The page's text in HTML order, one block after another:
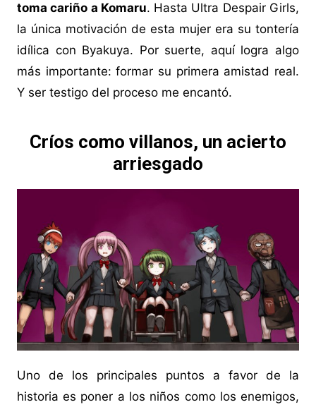
toma cariño a Komaru. Hasta Ultra Despair Girls,
la única motivación de esta mujer era su tontería
idílica con Byakuya. Por suerte, aquí logra algo
más importante: formar su primera amistad real.
Y ser testigo del proceso me encantó.
Críos como villanos, un acierto
arriesgado
Uno de los principales puntos a favor de la
historia es poner a los niños como los enemigos,